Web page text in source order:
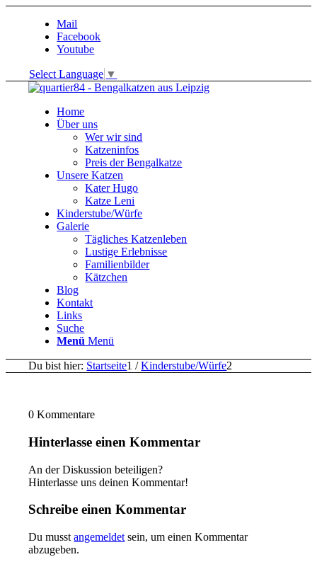
Mail
Facebook
Youtube
Select Language ▼
Home
Über uns
Wer wir sind
Katzeninfos
Preis der Bengalkatze
Unsere Katzen
Kater Hugo
Katze Leni
Kinderstube/Würfe
Galerie
Tägliches Katzenleben
Lustige Erlebnisse
Familienbilder
Kätzchen
Blog
Kontakt
Links
Suche
Menü Menü
Du bist hier: Startseite1 / Kinderstube/Würfe2
0 Kommentare
Hinterlasse einen Kommentar
An der Diskussion beteiligen?
Hinterlasse uns deinen Kommentar!
Schreibe einen Kommentar
Du musstangemeldet sein, um einen Kommentar
abzugeben.